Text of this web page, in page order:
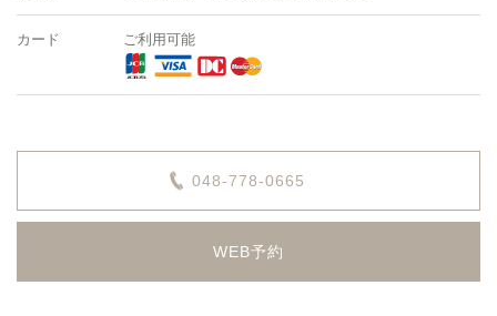
カード ご利用可能
048-778-0665
WEB予約